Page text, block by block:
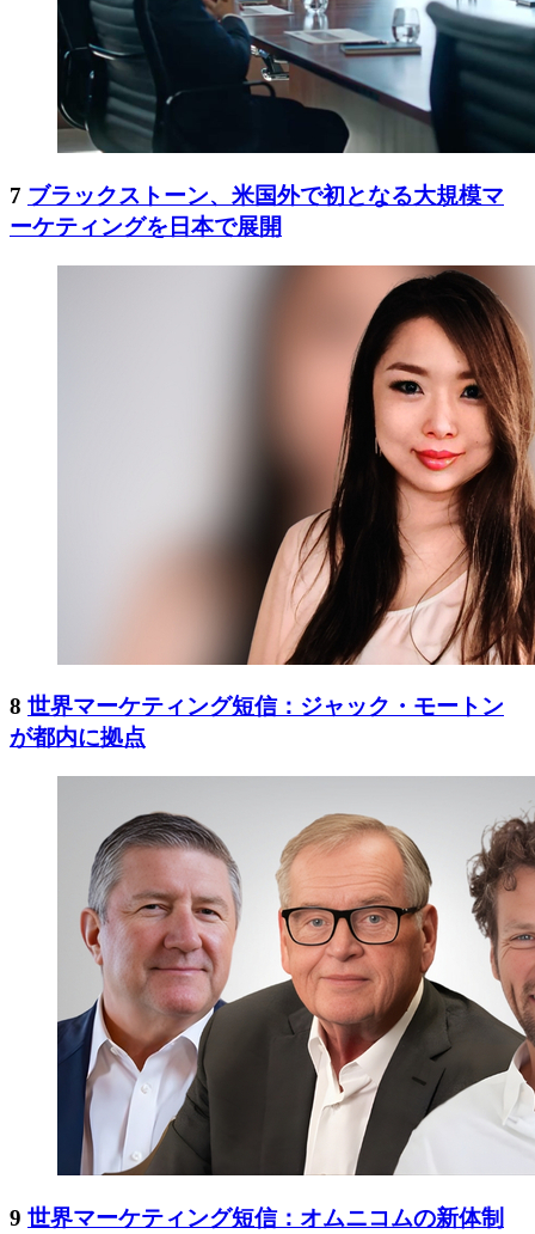
7 ブラックストーン、米国外で初となる大規模マ
ーケティングを日本で展開
8 世界マーケティング短信：ジャック・モートン
が都内に拠点
9 世界マーケティング短信：オムニコムの新体制